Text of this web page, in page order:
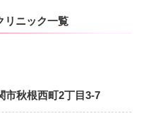
リニック一覧
市秋根西町2丁目3-7